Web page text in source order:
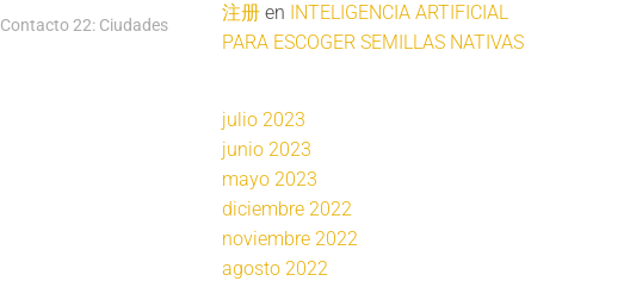
Contacto 22: Ciudades
注册 en INTELIGENCIA ARTIFICIAL
PARA ESCOGER SEMILLAS NATIVAS
julio 2023
junio 2023
mayo 2023
diciembre 2022
noviembre 2022
agosto 2022